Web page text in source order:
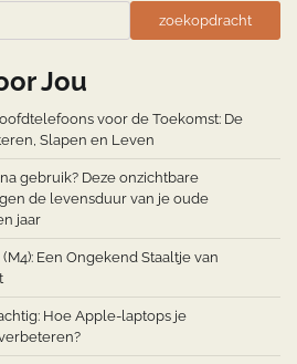
zoekopdracht
Jou
voor de Toekomst: De
Slapen en Leven
gebruik? Deze onzichtbare
de levensduur van je oude
jaar
Een Ongekend Staaltje van
Hoe Apple-laptops je